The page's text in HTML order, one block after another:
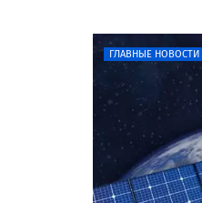
ГЛАВНЫЕ НОВОСТИ